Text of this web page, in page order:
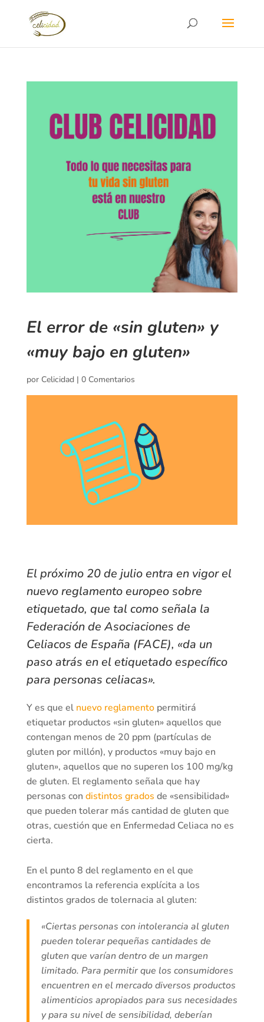
El error de «sin gluten» y
«muy bajo en gluten»
por Celicidad| 0 Comentarios
El próximo 20 de julio entra en vigor el
nuevo reglamento europeo sobre
etiquetado, que tal como señala la
Federación de Asociaciones de
Celiacos de España (FACE), «da un
paso atrás en el etiquetado específico
para personas celiacas».
Y es que el nuevo reglamento permitirá
etiquetar productos «sin gluten» aquellos que
contengan menos de 20 ppm (partículas de
gluten por millón), y productos «muy bajo en
gluten», aquellos que no superen los 100 mg/kg
de gluten. El reglamento señala que hay
personas con distintos grados de «sensibilidad»
que pueden tolerar más cantidad de gluten que
otras, cuestión que en Enfermedad Celiaca no es
cierta.
En el punto 8 del reglamento en el que
encontramos la referencia explícita a los
distintos grados de tolernacia al gluten:
«Ciertas personas con intolerancia al gluten
pueden tolerar pequeñas cantidades de
gluten que varían dentro de un margen
limitado. Para permitir que los consumidores
encuentren en el mercado diversos productos
alimenticios apropiados para sus necesidades
y para su nivel de sensibilidad, deberían